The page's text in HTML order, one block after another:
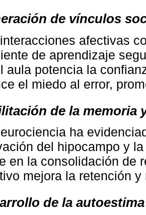
de vínculos
afectivas
de aprendizaje
aula potencia la
el miedo al error,
de la memoria
ha
del hipocampo y
en la consolidación de
mejora la retención
de la